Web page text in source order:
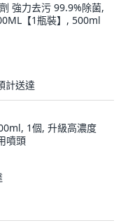
強力去污 99.9%除菌,
【1瓶裝】, 500ml
計送達
1個, 升級高濃度
噴頭